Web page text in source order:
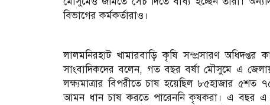
বিভাগের কর্মকর্তারাও।
লালমনিরহাট খামারবাড়ি কৃষি সম্প্রসারণ
সাংবাদিকদের বলেন, গত বছর বর্ষা মৌসুমে এ
লক্ষ্যমাত্রার বিপরীতে চাষ হয়েছিল ৮৫হাজার ৫শত
আমন ধান চাষ করতে পারেননি কৃষকরা। এ বছর এ